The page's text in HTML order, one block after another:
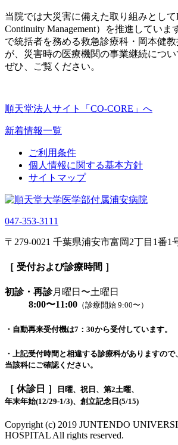
当院では大災害に備えた取り組みとして
Continuity Management）を推進してい
で統括者を務める救急診療科・岡本健
が、災害時の医療機関の事業継続につい
ぜひ、ご覧ください。
順天堂法人サイト「CO-CORE」へ
新着情報一覧
ご利用条件
個人情報に関する基本方針
サイトマップ
047-353-3111
〒279-0021 千葉県浦安市富岡2丁目1番1
［ 受付および診療時間 ］
初診・再診月曜日〜土曜日
8:00〜11:00 （診療開始 9:00〜）
・自動再来受付機は7：30から受付しています。
・上記受付時間と相違する診療科がありますので、
当該科にご確認ください。
［ 休診日 ］
日曜、祝日、第2土曜、
年末年始(12/29-1/3)、創立記念日(5/15)
Copyright (c) 2019 JUNTENDO
HOSPITAL All rights reserved.